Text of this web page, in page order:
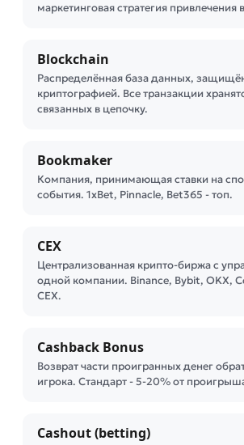
маркетинговая стратегия привлечения
Blockchain
Распределённая база данных,
криптографией. Все транзакции
связанных в цепочку.
Bookmaker
Компания, принимающая ставки на
события. 1xBet, Pinnacle, Bet365 - топ.
CEX
Централизованная крипто-биржа с
одной компании. Binance, Bybit, OKX,
CEX.
Cashback Bonus
Возврат части проигранных денег
игрока. Стандарт - 5-20% от
Cashout (betting)